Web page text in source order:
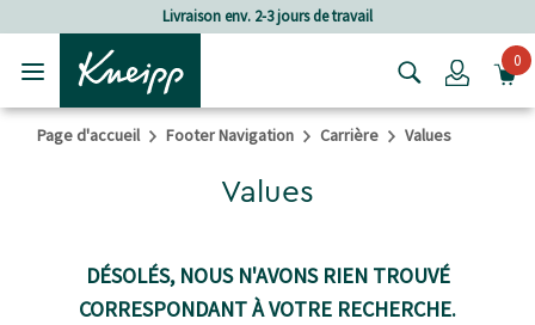
Passer au contenu principal
Passer au contenu du pied de page
Livraison env. 2-3 jours de travail
Login0
Page d'accueil Footer Navigation Carrière Values
Values
DÉSOLÉS, NOUS N'AVONS RIEN TROUVÉ
CORRESPONDANT À VOTRE RECHERCHE.